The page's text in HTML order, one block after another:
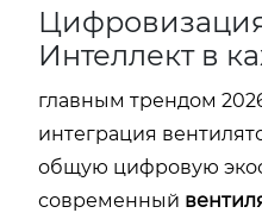
Интеллект в
главным трендом
интеграция
общую цифровую
современный